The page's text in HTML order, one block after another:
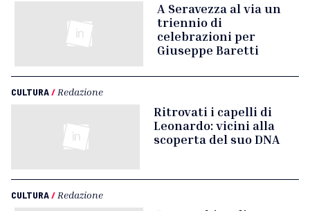
A Seravezza al via un
triennio di
celebrazioni per
Giuseppe Baretti
CULTURA/ Redazione
Ritrovati i capelli di
Leonardo: vicini alla
scoperta del suo DNA
CULTURA/ Redazione